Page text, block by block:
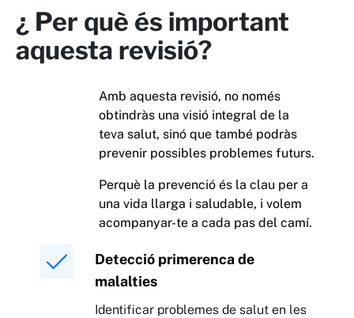
¿ Per què és important
aquesta revisió?
Amb aquesta revisió, no només
obtindràs una visió integral de la
teva salut, sinó que també podràs
prevenir possibles problemes futurs.
Perquè la prevenció és la clau per a
una vida llarga i saludable, i volem
acompanyar-te a cada pas del camí.
Detecció primerenca de
malalties
Identificar problemes de salut en les